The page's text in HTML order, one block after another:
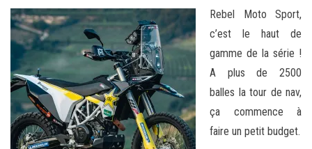
Rebel Moto Sport,
c’est le haut de
gamme de la série !
A plus de 2500
balles la tour de nav,
ça commence à
faire un petit budget.